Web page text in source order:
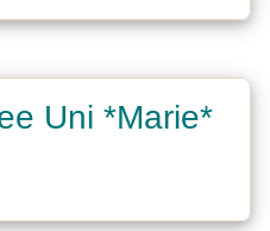
Uni *Marie*